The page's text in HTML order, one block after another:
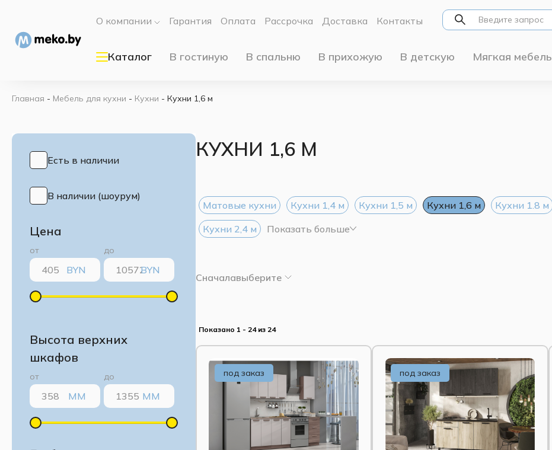
О компании Гарантия Оплата Рассрочка Доставка Контакты
Каталог В гостиную В спальню В прихожую В детскую Мягкая мебель
Главная - Мебель для кухни - Кухни - Кухни 1,6 м
Есть в наличии
В наличии (шоурум)
Цена
от
BYN
до
BYN
Высота верхних
шкафов
от
ММ
до
ММ
КУХНИ 1,6 М
Матовые кухни Кухни 1,4 м Кухни 1,5 м Кухни 1,6 м Кухни 1.8 м
Кухни 2,4 м
Показать больше
Сначалавыберите
Показано 1 - 24 из 24
под заказ под заказ